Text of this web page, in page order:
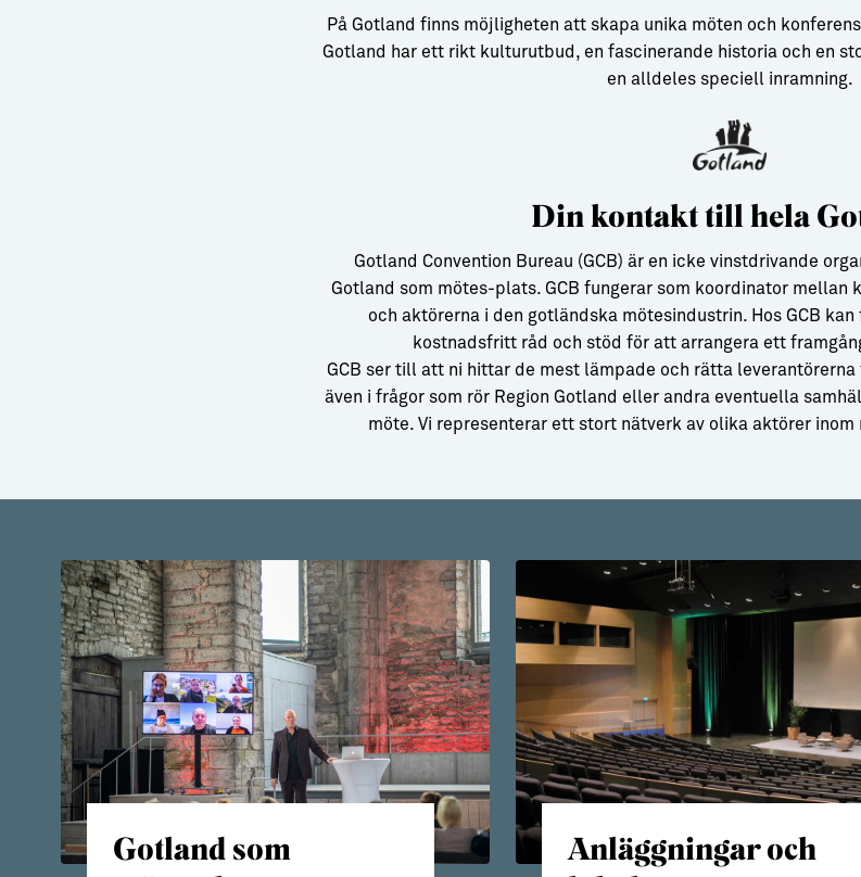
På Gotland finns möjligheten att skapa unika möten och
Gotland har ett rikt kulturutbud, en fascinerande historia och en
en alldeles speciell inramning.
Din kontakt till hela
Gotland Convention Bureau (GCB) är en icke vinstdrivande
Gotland som mötes-plats. GCB fungerar som koordinator mellan
och aktörerna i den gotländska mötesindustrin. Hos GCB
kostnadsfritt råd och stöd för att arrangera ett
GCB ser till att ni hittar de mest lämpade och rätta
även i frågor som rör Region Gotland eller andra eventuella
möte. Vi representerar ett stort nätverk av olika aktörer
Gotland som
Anläggningar och